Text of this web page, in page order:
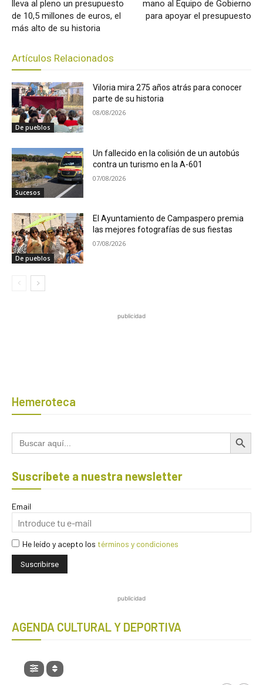
lleva al pleno un presupuesto
de 10,5 millones de euros, el
más alto de su historia
mano al Equipo de Gobierno
para apoyar el presupuesto
Artículos Relacionados
De pueblos
Viloria mira 275 años atrás para conocer
parte de su historia
08/08/2026
Sucesos
Un fallecido en la colisión de un autobús
contra un turismo en la A-601
07/08/2026
De pueblos
El Ayuntamiento de Campaspero premia
las mejores fotografías de sus fiestas
07/08/2026
publicidad
Hemeroteca
Buscar: Botón de
Suscríbete a nuestra newsletter
Email
He leído y acepto los términos y condiciones
publicidad
AGENDA CULTURAL Y DEPORTIVA